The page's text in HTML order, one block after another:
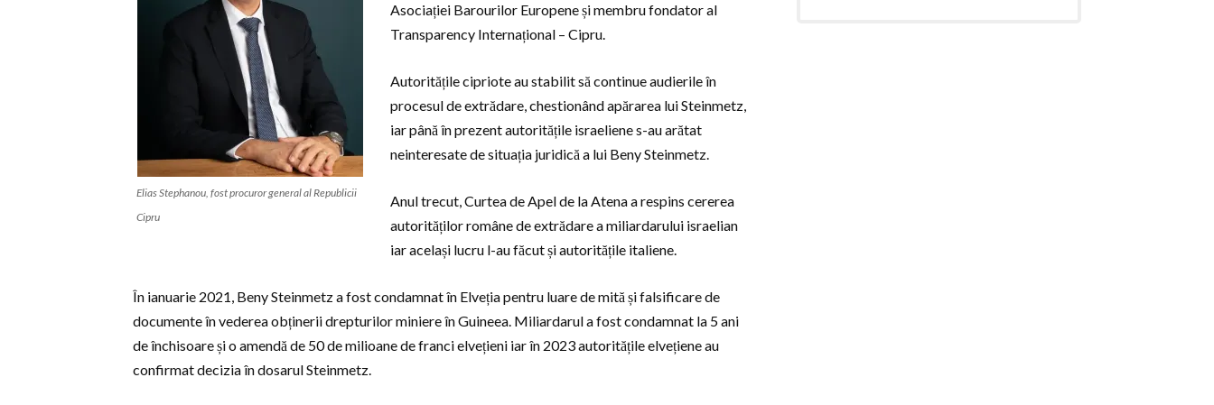
Elias Stephanou, fost procuror general al Republicii
Cipru
Asociației Barourilor Europene și membru fondator al
Transparency Internațional – Cipru.
Autoritățile cipriote au stabilit să continue audierile în
procesul de extrădare, chestionând apărarea lui Steinmetz,
iar până în prezent autoritățile israeliene s-au arătat
neinteresate de situația juridică a lui Beny Steinmetz.
Anul trecut, Curtea de Apel de la Atena a respins cererea
autorităților române de extrădare a miliardarului israelian
iar același lucru l-au făcut și autoritățile italiene.
În ianuarie 2021, Beny Steinmetz a fost condamnat în Elveția pentru luare de mită și falsificare de
documente în vederea obținerii drepturilor miniere în Guineea. Miliardarul a fost condamnat la 5 ani
de închisoare și o amendă de 50 de milioane de franci elvețieni iar în 2023 autoritățile elvețiene au
confirmat decizia în dosarul Steinmetz.